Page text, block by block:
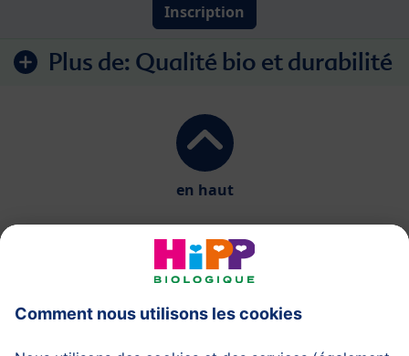
Inscription
Plus de: Qualité bio et durabilité
en haut